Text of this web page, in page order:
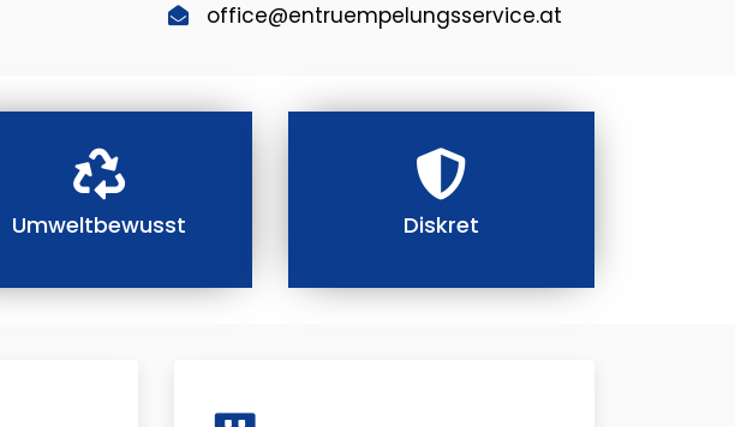
office@entruempelungsservice.at
Umweltbewusst Diskret